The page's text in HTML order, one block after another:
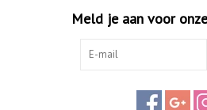
Meld je aan voor